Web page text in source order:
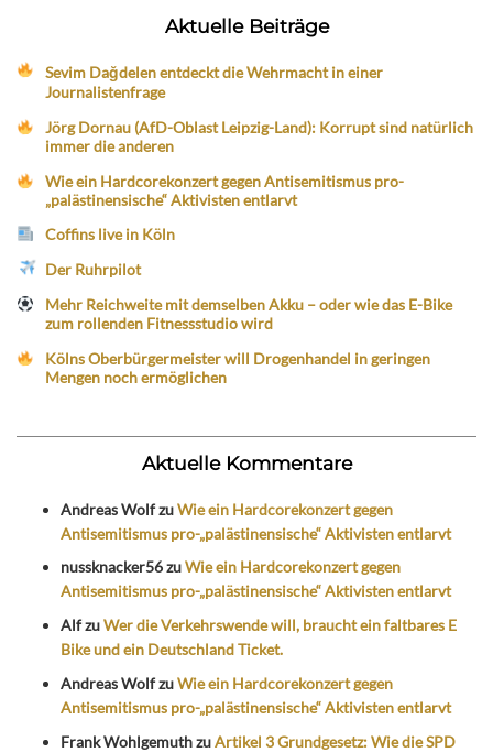
Aktuelle Beiträge
Sevim Dağdelen entdeckt die Wehrmacht in einer
Journalistenfrage
Jörg Dornau (AfD-Oblast Leipzig-Land): Korrupt sind natürlich
immer die anderen
Wie ein Hardcorekonzert gegen Antisemitismus pro-
„palästinensische“ Aktivisten entlarvt
Coffins live in Köln
Der Ruhrpilot
Mehr Reichweite mit demselben Akku – oder wie das E-Bike
zum rollenden Fitnessstudio wird
Kölns Oberbürgermeister will Drogenhandel in geringen
Mengen noch ermöglichen
Aktuelle Kommentare
Andreas WolfzuWie ein Hardcorekonzert gegen
Antisemitismus pro-„palästinensische“ Aktivisten entlarvt
nussknacker56zuWie ein Hardcorekonzert gegen
Antisemitismus pro-„palästinensische“ Aktivisten entlarvt
AlfzuWer die Verkehrswende will, braucht ein faltbares E
Bike und ein Deutschland Ticket.
Andreas WolfzuWie ein Hardcorekonzert gegen
Antisemitismus pro-„palästinensische“ Aktivisten entlarvt
Frank WohlgemuthzuArtikel 3 Grundgesetz: Wie die SPD